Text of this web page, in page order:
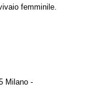
femminile.
Milano -